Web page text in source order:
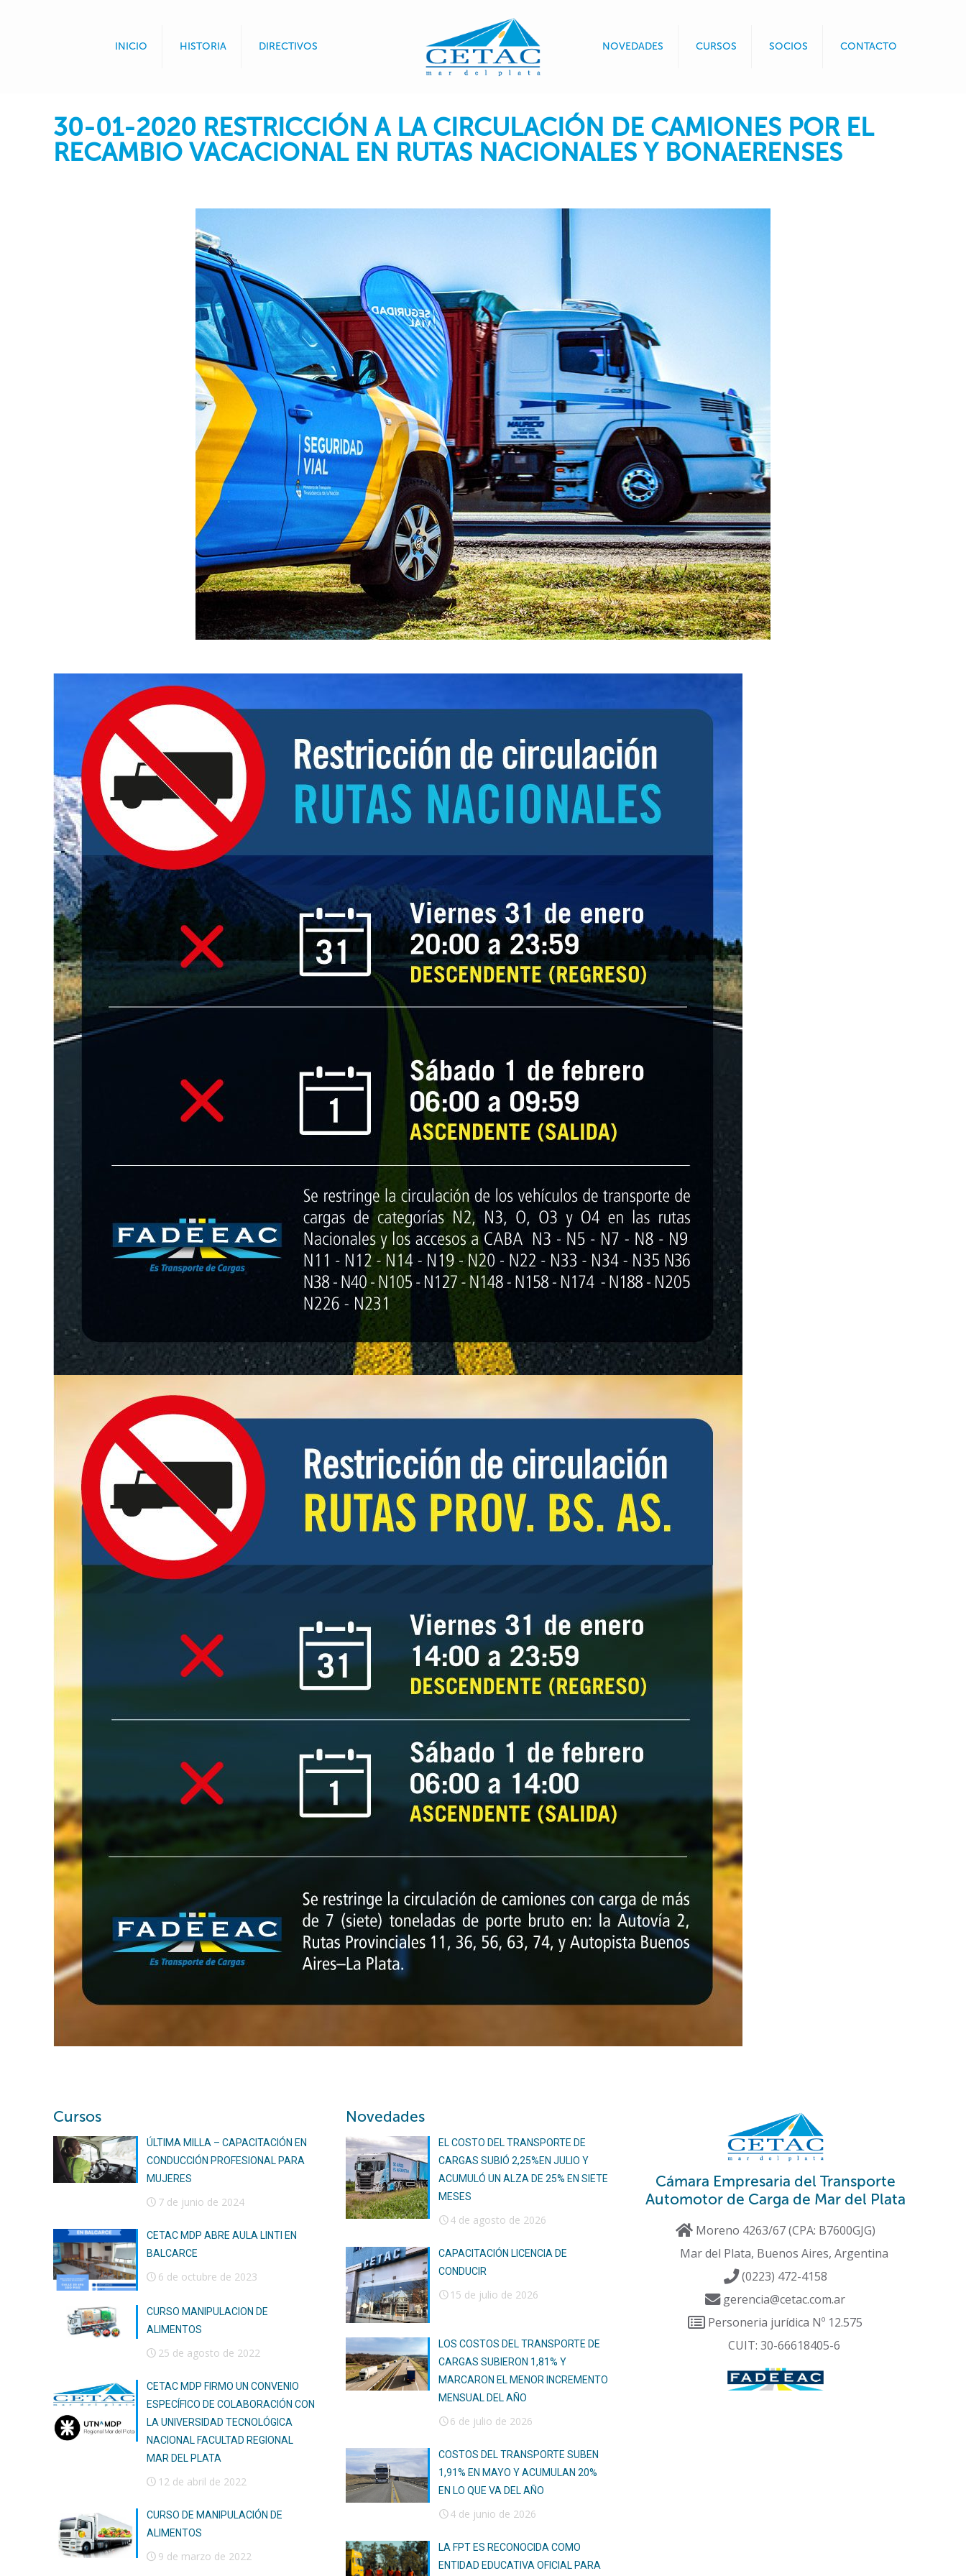
INICIO HISTORIA DIRECTIVOS NOVEDADES CURSOS SOCIOS CONTACTO
30-01-2020 RESTRICCIÓN A LA CIRCULACIÓN DE CAMIONES POR EL
RECAMBIO VACACIONAL EN RUTAS NACIONALES Y BONAERENSES
Cursos
ÚLTIMA MILLA – CAPACITACIÓN EN
CONDUCCIÓN PROFESIONAL PARA
MUJERES
7 de junio de 2024
CETAC MDP ABRE AULA LINTI EN
BALCARCE
6 de octubre de 2023
CURSO MANIPULACION DE
ALIMENTOS
25 de agosto de 2022
CETAC MDP FIRMO UN CONVENIO
ESPECÍFICO DE COLABORACIÓN CON
LA UNIVERSIDAD TECNOLÓGICA
NACIONAL FACULTAD REGIONAL
MAR DEL PLATA
12 de abril de 2022
CURSO DE MANIPULACIÓN DE
ALIMENTOS
9 de marzo de 2022
Novedades
EL COSTO DEL TRANSPORTE DE
CARGAS SUBIÓ 2,25%EN JULIO Y
ACUMULÓ UN ALZA DE 25% EN SIETE
MESES
4 de agosto de 2026
CAPACITACIÓN LICENCIA DE
CONDUCIR
15 de julio de 2026
LOS COSTOS DEL TRANSPORTE DE
CARGAS SUBIERON 1,81% Y
MARCARON EL MENOR INCREMENTO
MENSUAL DEL AÑO
6 de julio de 2026
COSTOS DEL TRANSPORTE SUBEN
1,91% EN MAYO Y ACUMULAN 20%
EN LO QUE VA DEL AÑO
4 de junio de 2026
LA FPT ES RECONOCIDA COMO
ENTIDAD EDUCATIVA OFICIAL PARA
Cámara Empresaria del Transporte
Automotor de Carga de Mar del Plata
Moreno 4263/67 (CPA: B7600GJG)
Mar del Plata, Buenos Aires, Argentina
(0223) 472-4158
gerencia@cetac.com.ar
Personeria jurídica Nº 12.575
CUIT: 30-66618405-6